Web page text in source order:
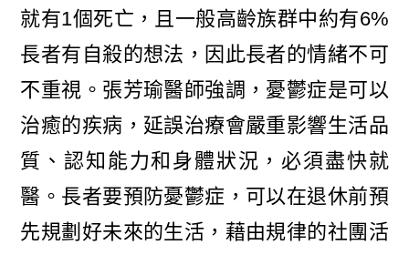
就有1個死亡，且一般高齡族群中約有6%
長者有自殺的想法，因此長者的情緒不可
不重視。張芳瑜醫師強調，憂鬱症是可以
治癒的疾病，延誤治療會嚴重影響生活品
質、認知能力和身體狀況，必須盡快就
醫。長者要預防憂鬱症，可以在退休前預
先規劃好未來的生活，藉由規律的社團活